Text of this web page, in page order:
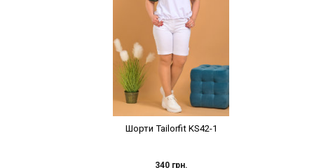
Шорти Tailorfit KS42-1
340 грн.